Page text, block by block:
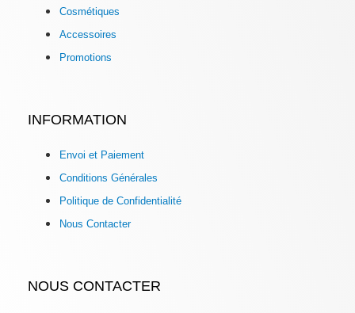
Cosmétiques
Accessoires
Promotions
INFORMATION
Envoi et Paiement
Conditions Générales
Politique de Confidentialité
Nous Contacter
NOUS CONTACTER